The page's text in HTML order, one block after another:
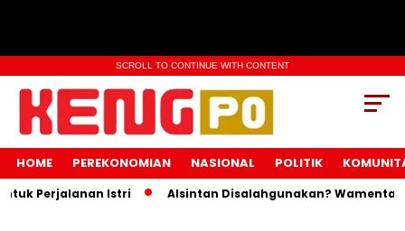
SCROLL TO CONTINUE WITH CONTENT
HOME PEREKONOMIAN NASIONAL POLITIK
Perjalanan Istri Alsintan Disalahgunakan? Wamentan